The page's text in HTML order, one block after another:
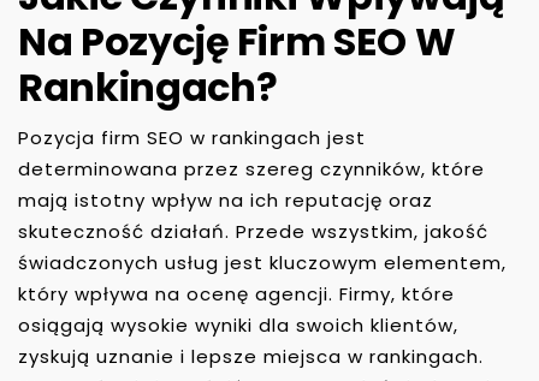
Na Pozycję Firm SEO W
Rankingach?
Pozycja firm SEO w rankingach jest
determinowana przez szereg czynników, które
mają istotny wpływ na ich reputację oraz
skuteczność działań. Przede wszystkim, jakość
świadczonych usług jest kluczowym elementem,
który wpływa na ocenę agencji. Firmy, które
osiągają wysokie wyniki dla swoich klientów,
zyskują uznanie i lepsze miejsca w rankingach.